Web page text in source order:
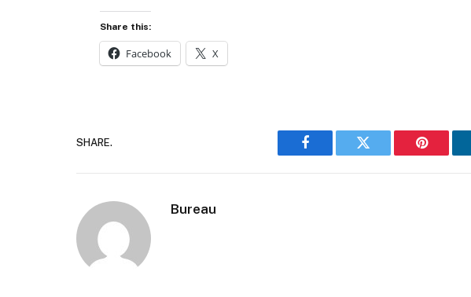
Share this:
Facebook X
SHARE.
Facebook Twitter Pinterest
Bureau